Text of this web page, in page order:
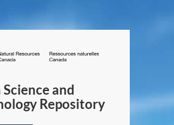
/
Canada
and
Repository